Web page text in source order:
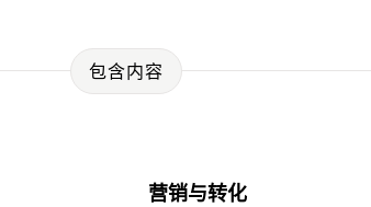
包含内容
营销与转化